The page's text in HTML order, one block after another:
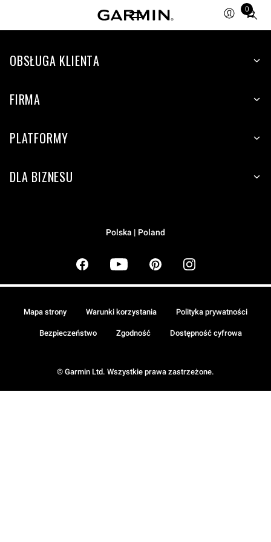
0
Total
items
cart:
OBSŁUGA KLIENTA
FIRMA
PLATFORMY
DLA BIZNESU
Polska | Poland
© Garmin Ltd. Wszystkie prawa zastrzeżone.
Mapa strony Warunki korzystania Polityka prywatności
Bezpieczeństwo Zgodność Dostępność cyfrowa